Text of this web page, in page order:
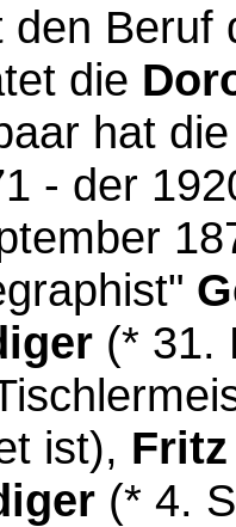
den Beruf
die
hat
- der
(* 31.
ist),
(* 4.